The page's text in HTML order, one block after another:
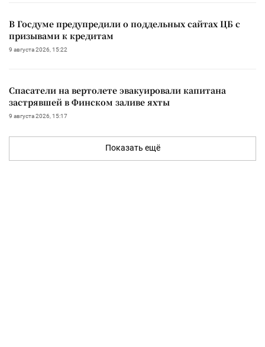
В Госдуме предупредили о поддельных сайтах ЦБ с
призывами к кредитам
9 августа 2026, 15:22
Спасатели на вертолете эвакуировали капитана
застрявшей в Финском заливе яхты
9 августа 2026, 15:17
Показать ещё